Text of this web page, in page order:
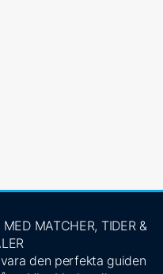
MATCHER, TIDER &
den perfekta guiden